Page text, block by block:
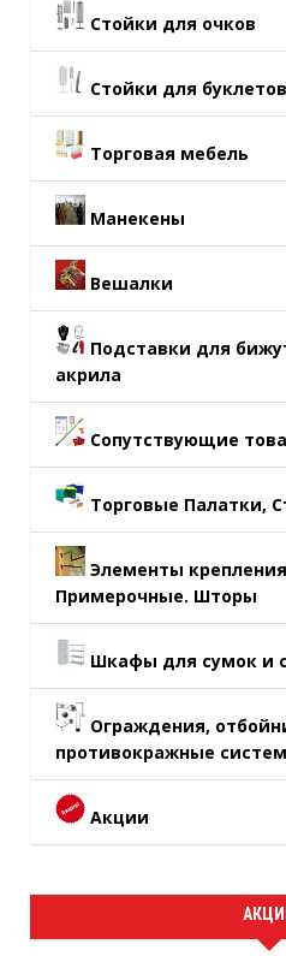
Стойки для очков
Стойки для буклетов
Торговая мебель
Манекены
Вешалки
Подставки для
акрила
Сопутствующие
Торговые Палатки,
Элементы
Примерочные. Шторы
Шкафы для сумок и
Ограждения,
противокражные
Акции